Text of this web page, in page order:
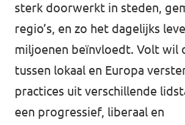
Volt Brussel
Volt Nederland
Volt Zeeland
Nieuws
Agenda
sterk doorwerkt in steden,
regio’s, en zo het dagelijks
miljoenen beïnvloedt. Volt wil
tussen lokaal en Europa
practices uit verschillende
een progressief, liberaal en